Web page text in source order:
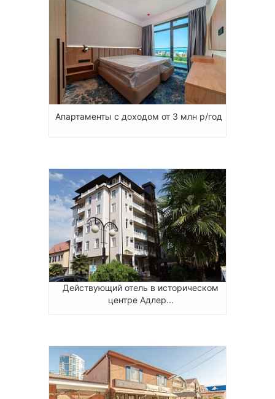
Апартаменты с доходом от 3 млн р/год
Действующий отель в историческом
центре Адлер...